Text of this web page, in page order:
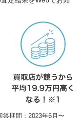
期間：2023年6月〜